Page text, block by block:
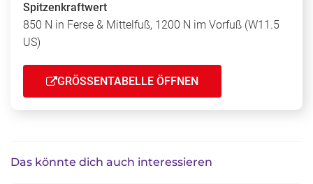
Spitzenkraftwert
850 N in Ferse & Mittelfuß, 1200 N im Vorfuß (W11.5
US)
GRÖSSENTABELLE ÖFFNEN
Das könnte dich auch interessieren